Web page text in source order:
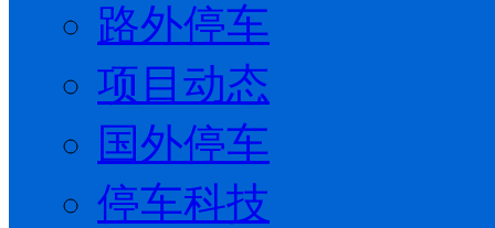
路外停车
项目动态
国外停车
停车科技